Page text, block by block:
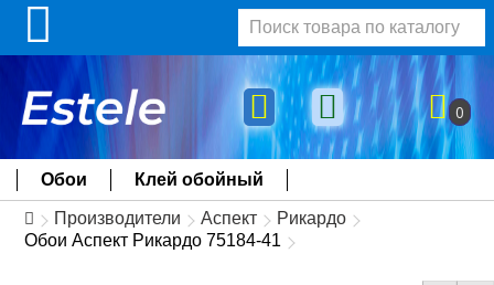
0
Обои Клей обойный
Производители Аспект
Рикардо
Обои Аспект Рикардо 75184-41